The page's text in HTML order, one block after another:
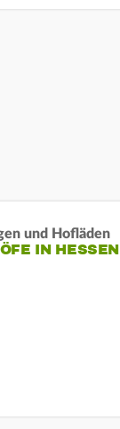
und Hofläden
IN HESSEN